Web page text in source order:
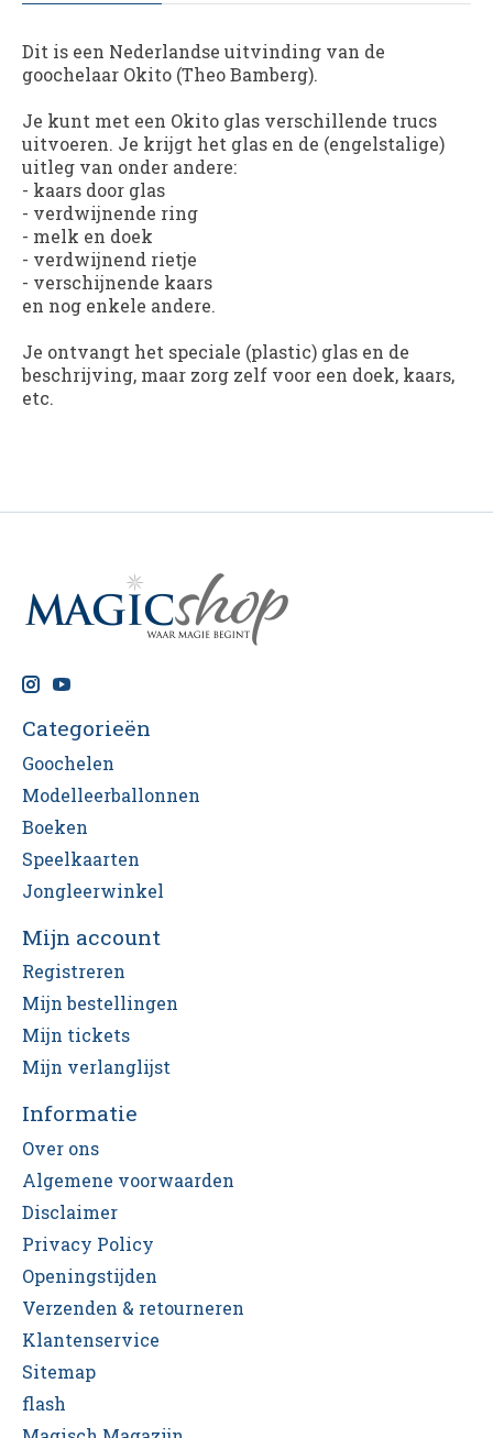
Dit is een Nederlandse uitvinding van de
goochelaar Okito (Theo Bamberg).
Je kunt met een Okito glas verschillende trucs
uitvoeren. Je krijgt het glas en de (engelstalige)
uitleg van onder andere:
- kaars door glas
- verdwijnende ring
- melk en doek
- verdwijnend rietje
- verschijnende kaars
en nog enkele andere.
Je ontvangt het speciale (plastic) glas en de
beschrijving, maar zorg zelf voor een doek, kaars,
etc.
Categorieën
Goochelen
Modelleerballonnen
Boeken
Speelkaarten
Jongleerwinkel
Mijn account
Registreren
Mijn bestellingen
Mijn tickets
Mijn verlanglijst
Informatie
Over ons
Algemene voorwaarden
Disclaimer
Privacy Policy
Openingstijden
Verzenden & retourneren
Klantenservice
Sitemap
flash